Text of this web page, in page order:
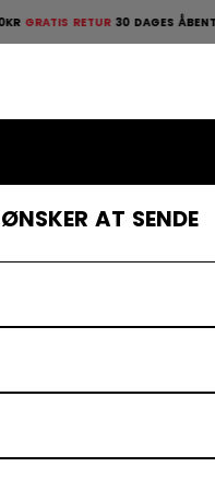
DAGES ÅBENT KØBHURTIGE
AT SENDE